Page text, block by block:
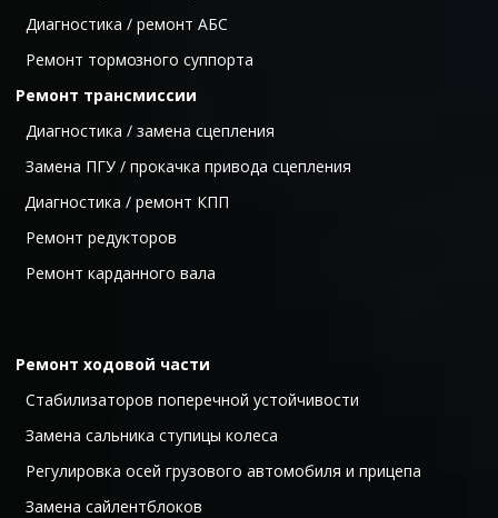
  Диагностика / ремонт АБС
  Ремонт тормо
зного суппорта
Ремонт трансмиссии
  Диагностика / замена сцепления
  Замена ПГУ / прокачка привода сцепления
Диагностика / ремонт КПП
  Ремонт редукторов
  Ремонт карданного вала
Ремонт ходовой части
  Стабилизаторов поперечной устойчивости
  Замена сальника ступицы колеса
  Регулировка осей грузового автомобиля и прицепа
  Замена сайлентблоков